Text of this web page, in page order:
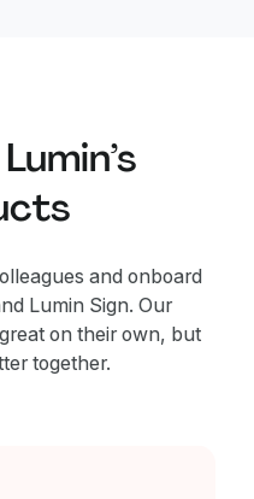
and onboard
Lumin Sign. Our
on their own, but
together.